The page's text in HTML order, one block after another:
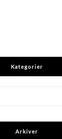
Kategorier
Arkiver